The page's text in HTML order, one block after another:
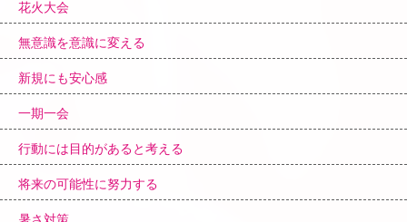
花火大会
無意識を意識に変える
新規にも安心感
一期一会
行動には目的があると考える
将来の可能性に努力する